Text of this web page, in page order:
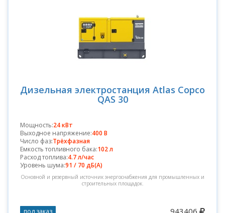
Дизельная электростанция Atlas Copco
QAS 30
Мощность:24 кВт
Выходное напряжение:400 В
Число фаз:Трёхфазная
Емкость топливного бака:102 л
Расход топлива:4.7 л/час
Уровень шума:91 / 70 дБ(А)
Основной и резервный источник энергоснабжения для промышленных и
строительных площадок.
943406
под заказ